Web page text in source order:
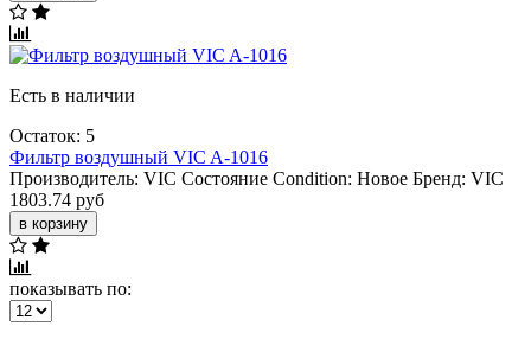
Есть в наличии
Остаток: 5
Фильтр воздушный VIC A-1016
Производитель: VIC Состояние Condition: Новое Бренд: VIC
1803.74 руб
в корзину
показывать по: